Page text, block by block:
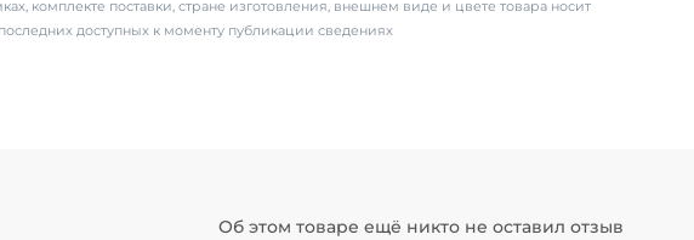
комплекте поставки, стране изготовления, внешнем виде и цвете товара носит
доступных к моменту публикации сведениях
Об этом товаре ещё никто не оставил отзыв